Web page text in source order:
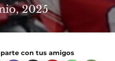
2025
con tus amigos